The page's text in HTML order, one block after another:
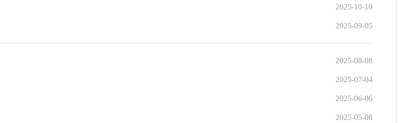
2025-10-10
2025-09-05
2025-08-08
2025-07-04
2025-06-06
2025-05-08